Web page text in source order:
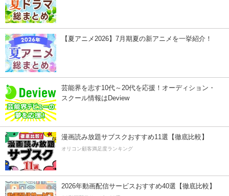
【夏アニメ2026】7月期夏の新アニメを一挙紹介！
芸能界を志す10代～20代を応援！オーディション・
スクール情報はDeview
漫画読み放題サブスクおすすめ11選【徹底比較】
オリコン顧客満足度ランキング
2026年動画配信サービスおすすめ40選【徹底比較】